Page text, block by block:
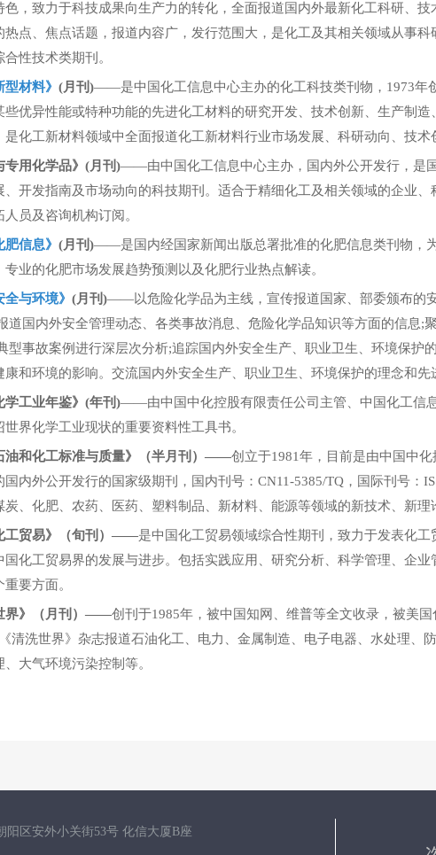
色，致力于科技成果向生产力的转化，全面报道国内外最新化工科研、
热点、焦点话题，报道内容广，发行范围大，是化工及其相关领域从事
性技术类期刊。
型材料》 (月刊)——是中国化工信息中心主办的化工科技类刊物，1973年
些优异性能或特种功能的先进化工材料的研究开发、技术创新、生产制
是化工新材料领域中全面报道化工新材料行业市场发展、科研动向、技术
专用化学品》(月刊)——由中国化工信息中心主办，国内外公开发行，是
、开发指南及市场动向的科技期刊。适合于精细化工及相关领域的企业
员及咨询机构订阅。
肥信息》 (月刊)——是国内经国家新闻出版总署批准的化肥信息类刊物，
业的化肥市场发展趋势预测以及化肥行业热点解读。
全与环境》 (月 刊)——以危险化学品为主线，宣传报道国家、部委颁布的
道国内外安全管理动态、各类事故消息、危险化学品知识等方面的信息;
型事故案例进行深层次分析;追踪国内外安全生产、职业卫生、环境保护
康和环境的影响。交流国内外安全生产、职业卫生、环境保护的理念和先
学工业年鉴》(年刊)——由中国中化控股有限责任公司 主管、中国化工信
世界化学工业现状的重要资料性工具书。
油和化工标准与质量》（半月刊）——创立于1981年，目前是由中国中
国内外公开发行的国家级期刊，国内刊号：CN11-5385/TQ，国际刊号：
炭、化肥、农药、医药、塑料制品、新材料、能源等领域的新技术、新理
工贸易》（旬刊）——是中国化工贸易领域综合性期刊，致力于发表化
国化工贸易界的发展与进步。包括实践应用、研究分析、科学管理、企
要方面。
界》（月刊）——创刊于1985年，被中国知网、维普等全文收录，被美
清洗世界》杂志报道石油化工、电力、金属制造、电子电器、水处理、
大气环境污染控制等。
阳区安外小关街53号 化信大厦B座